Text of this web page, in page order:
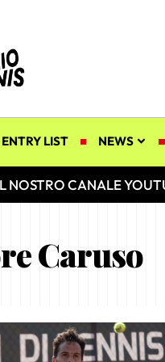
ENTRY LIST NEWS
NOSTRO CANALE
Caruso